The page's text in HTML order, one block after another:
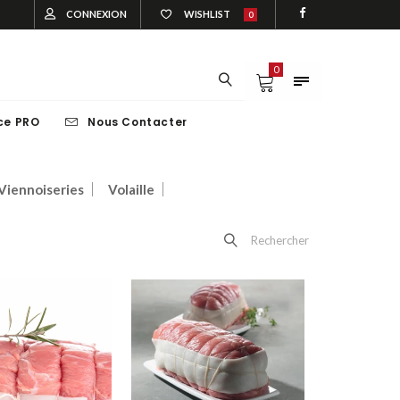
0
WISHLIST
CONNEXION
0
VOLAILLE
PRO Nous Contacter
VOLAILLE
Volaille
Rechercher